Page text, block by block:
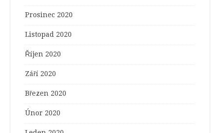
Prosinec 2020
Listopad 2020
Říjen 2020
Září 2020
Březen 2020
Únor 2020